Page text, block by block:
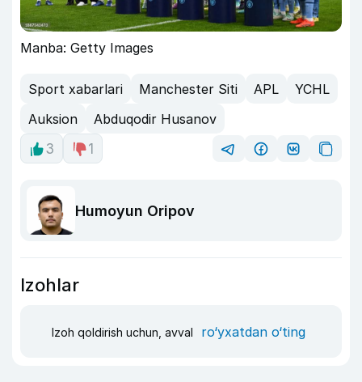
Manba: Getty Images
Sport xabarlari Manchester Siti APL
YCHL
Auksion
Abduqodir Husanov
3
1
Humoyun Oripov
Izohlar
Izoh qoldirish uchun, avval ro‘yxatdan o‘ting